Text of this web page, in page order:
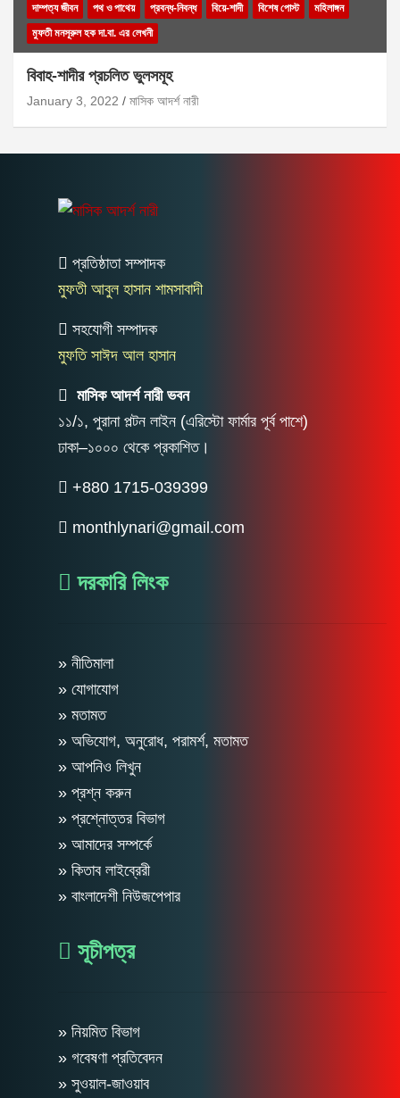
দাম্পত্য জীবন পথ ও পাথেয় প্রবন্ধ-নিবন্ধ বিয়ে-শাদী বিশেষ পোস্ট
মহিলাঙ্গন
মুফতী মনসূরুল হক দা.বা. এর লেখনী
বিবাহ-শাদীর প্রচলিত ভুলসমূহ
January 3, 2022 মাসিক আদর্শ নারী
প্রতিষ্ঠাতা সম্পাদক
মুফতী আবুল হাসান শামসাবাদী
সহযোগী সম্পাদক
মুফতি সাঈদ আল হাসান
মাসিক আদর্শ নারী ভবন
১১/১, পুরানা পল্টন লাইন (এরিস্টো ফার্মার পূর্ব পাশে)
ঢাকা–১০০০ থেকে প্রকাশিত।
+880 1715-039399
monthlynari@gmail.com
দরকারি লিংক
» নীতিমালা
» যোগাযোগ
» মতামত
» অভিযোগ, অনুরোধ, পরামর্শ, মতামত
» আপনিও লিখুন
» প্রশ্ন করুন
» প্রশ্নোত্তর বিভাগ
» আমাদের সম্পর্কে
» কিতাব লাইব্রেরী
» বাংলাদেশী নিউজপেপার
সূচীপত্র
» নিয়মিত বিভাগ
» গবেষণা প্রতিবেদন
» সুওয়াল-জাওয়াব